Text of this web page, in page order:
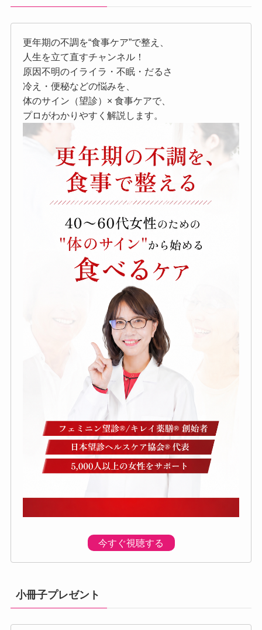
更年期の不調を“食事ケア”で整え、
人生を立て直すチャンネル！
原因不明のイライラ・不眠・だるさ
冷え・便秘などの悩みを、
体のサイン（望診）× 食事ケアで、
プロがわかりやすく解説します。
今すぐ視聴する
小冊子プレゼント